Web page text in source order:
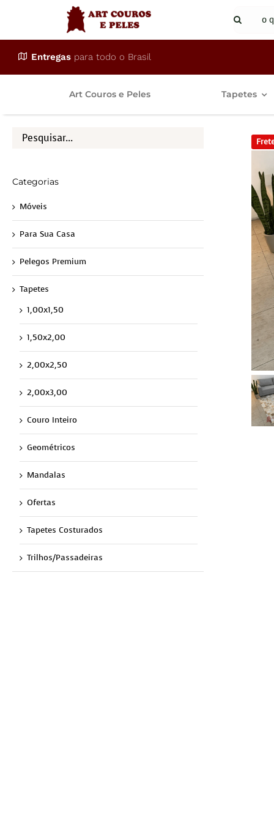
conteúdo
Buscar
Entregas para todo o Brasil
Art Couros e Peles Tapetes
Categorias
Móveis
Para Sua Casa
Pelegos Premium
Tapetes
1,00x1,50
1,50x2,00
2,00x2,50
2,00x3,00
Couro Inteiro
Geométricos
Mandalas
Ofertas
Tapetes Costurados
Trilhos/Passadeiras